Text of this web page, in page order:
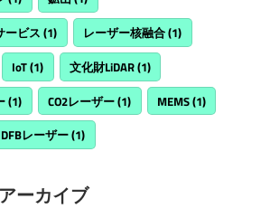
ービス (1) レーザー核融合(1)
IoT(1) 文化財LiDAR(1)
(1) CO2レーザー(1) MEMS(1)
DFBレーザー(1)
ーカイブ